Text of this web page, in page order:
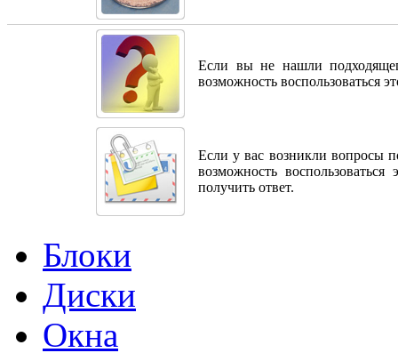
Если вы не нашли
возможность воспользоваться
Если у вас возникли вопросы
возможность
получить ответ.
Блоки
Диски
Окна